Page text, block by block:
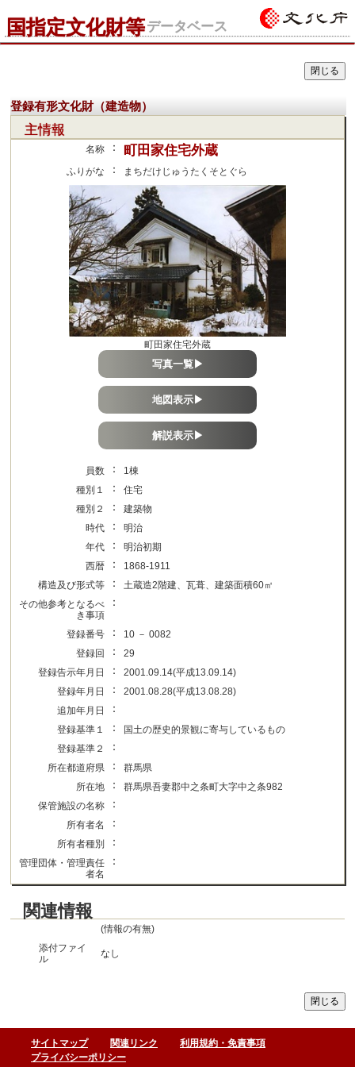
国指定文化財等データベース
登録有形文化財（建造物）
主情報
名称 ： 町田家住宅外蔵
ふりがな ： まちだけじゅうたくそとぐら
町田家住宅外蔵
写真一覧▶
地図表示▶
解説表示▶
員数 ：
1棟
種別１
：
住宅
種別２
：
建築物
時代
：
明治
年代
：
明治初期
西暦
：
1868-1911
構造及び形式等
：
土蔵造2階建、瓦葺、建築面積60㎡
その他参考となるべ
き事項
：
登録番号 ：
10 － 0082
登録回
：
29
登録告示年月日
：
2001.09.14(平成13.09.14)
登録年月日
：
2001.08.28(平成13.08.28)
追加年月日
：
登録基準１ ：
国土の歴史的景観に寄与しているもの
登録基準２
：
所在都道府県 ：
群馬県
所在地
：
群馬県吾妻郡中之条町大字中之条982
保管施設の名称
：
所有者名 ：
所有者種別 ：
管理団体・管理責任
者名
：
関連情報
(情報の有無)
添付ファイ
ル
なし
サイトマップ 関連リンク
利用規約・免責事項
プライバシーポリシー